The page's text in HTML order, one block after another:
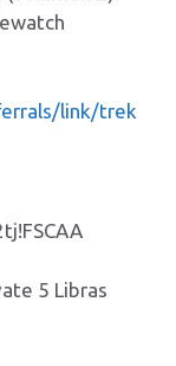
link/trek
5 Libras